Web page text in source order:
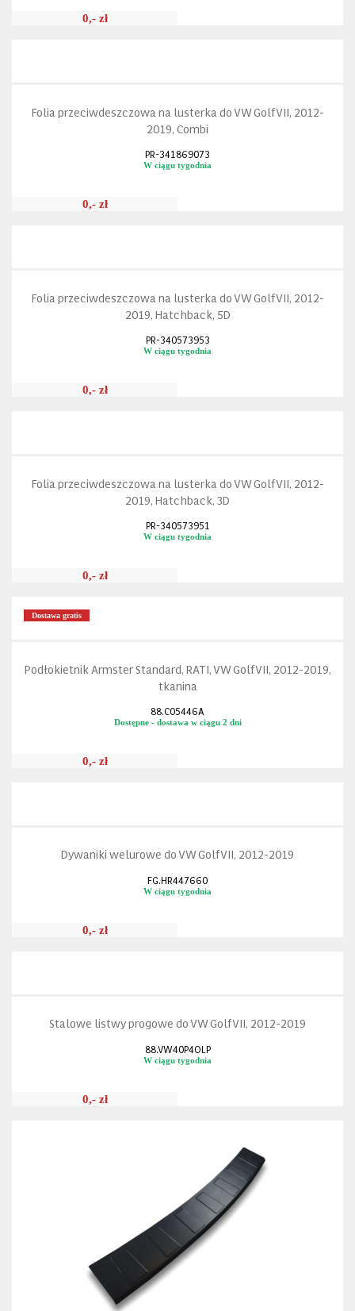
0,- zł
Folia przeciwdeszczowa na lusterka do VW Golf VII, 2012-
2019, Combi
PR-341869073
W ciągu tygodnia
0,- zł
Folia przeciwdeszczowa na lusterka do VW Golf VII, 2012-
2019, Hatchback, 5D
PR-340573953
W ciągu tygodnia
0,- zł
Folia przeciwdeszczowa na lusterka do VW Golf VII, 2012-
2019, Hatchback, 3D
PR-340573951
W ciągu tygodnia
0,- zł
Dostawa gratis
Podłokietnik Armster Standard, RATI, VW Golf VII, 2012-2019,
tkanina
88.C05446A
Dostępne - dostawa w ciągu 2 dni
0,- zł
Dywaniki welurowe do VW Golf VII, 2012-2019
FG.HR447660
W ciągu tygodnia
0,- zł
Stalowe listwy progowe do VW Golf VII, 2012-2019
88.VW40P4OLP
W ciągu tygodnia
0,- zł